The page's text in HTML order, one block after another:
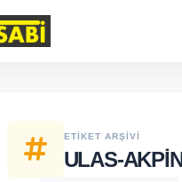
ETIKET ARŞIVI
ULAS-